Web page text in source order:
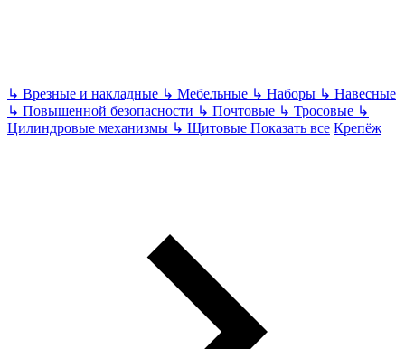
↳ Врезные и накладные ↳ Мебельные ↳ Наборы ↳ Навесные
↳ Повышенной безопасности ↳ Почтовые ↳ Тросовые ↳
Цилиндровые механизмы ↳ Щитовые Показать все Крепёж